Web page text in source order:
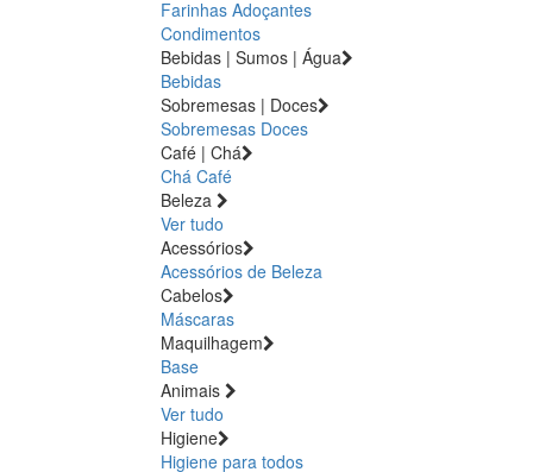
Farinhas Adoçantes
Condimentos
Bebidas | Sumos | Água
Bebidas
Sobremesas | Doces
Sobremesas Doces
Café | Chá
Chá Café
Beleza
Ver tudo
Acessórios
Acessórios de Beleza
Cabelos
Máscaras
Maquilhagem
Base
Animais
Ver tudo
Higiene
Higiene para todos